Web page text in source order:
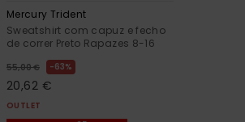
Mercury Trident
Sweatshirt com capuz e fecho
de correr Preto Rapazes 8-16
55,00 € 63%
20,62 €
OUTLET